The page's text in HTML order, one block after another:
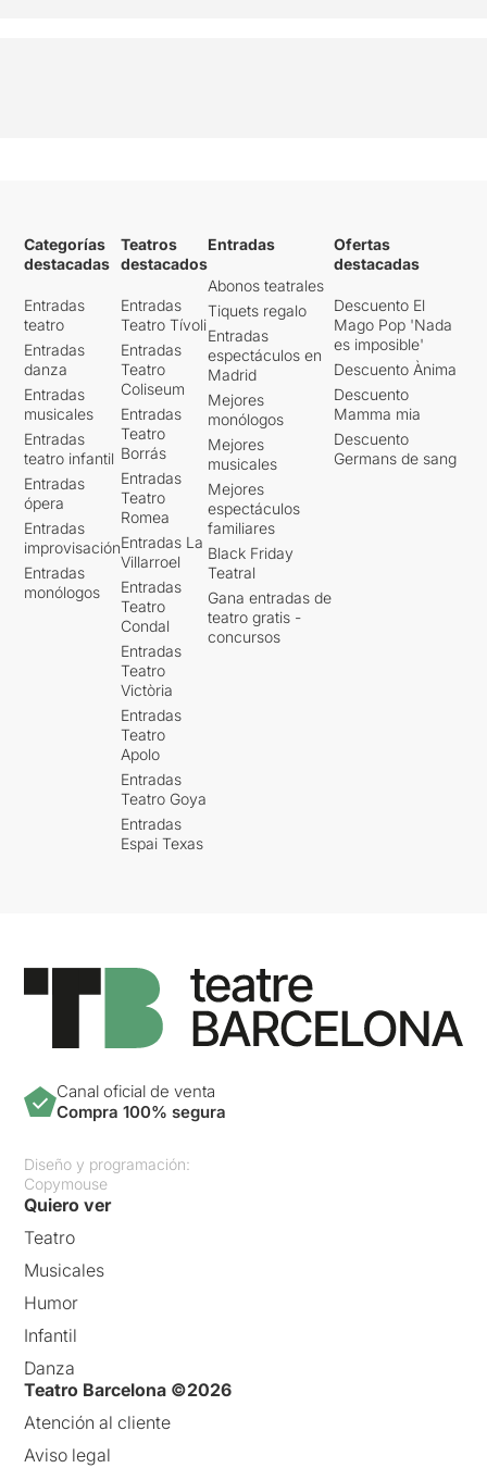
Categorías
destacadas
Entradas
teatro
Entradas
danza
Entradas
musicales
Entradas
teatro infantil
Entradas
ópera
Entradas
improvisación
Entradas
monólogos
Teatros
destacados
Entradas
Teatro Tívoli
Entradas
Teatro
Coliseum
Entradas
Teatro
Borrás
Entradas
Teatro
Romea
Entradas La
Villarroel
Entradas
Teatro
Condal
Entradas
Teatro
Victòria
Entradas
Teatro
Apolo
Entradas
Teatro Goya
Entradas
Espai Texas
Entradas
Abonos teatrales
Tiquets regalo
Entradas
espectáculos en
Madrid
Mejores
monólogos
Mejores
musicales
Mejores
espectáculos
familiares
Black Friday
Teatral
Gana entradas de
teatro gratis -
concursos
Ofertas
destacadas
Descuento El
Mago Pop 'Nada
es imposible'
Descuento Ànima
Descuento
Mamma mia
Descuento
Germans de sang
Canal oficial de venta
Compra 100% segura
Diseño y programación:
Copymouse
Quiero ver
Teatro
Musicales
Humor
Infantil
Danza
Teatro Barcelona ©2026
Atención al cliente
Aviso legal